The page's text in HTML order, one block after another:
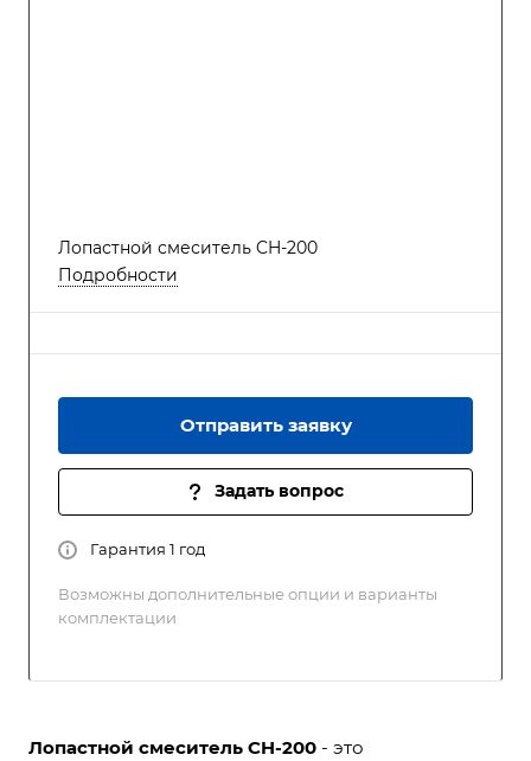
Лопастной смеситель CH-200
Подробности
Отправить заявку
Задать вопрос
Гарантия 1 год
Возможны дополнительные опции и варианты
комплектации
Лопастной смеситель CH-200 - это